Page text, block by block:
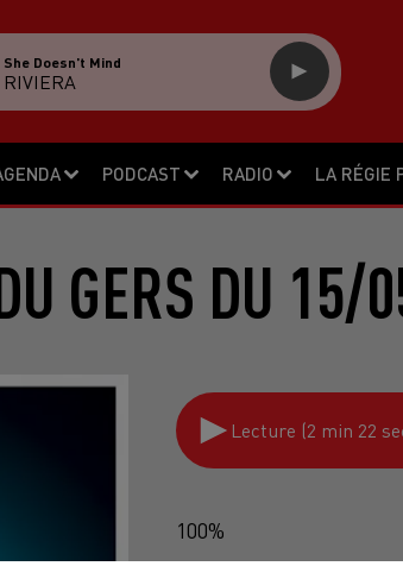
PODCAST RADIO LA RÉGIE
She Doesn't Mind
RIVIERA
GERS DU
Lecture (2 min 22
100%